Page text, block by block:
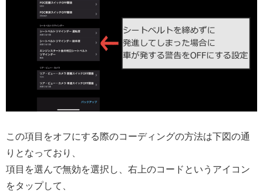
この項目をオフにする際のコーディングの方法は下図の通
りとなっており、
項目を選んで無効を選択し、右上のコードというアイコン
をタップして、